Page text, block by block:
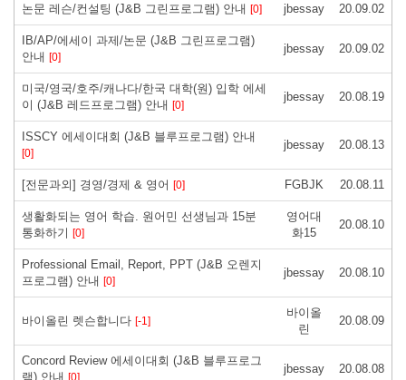
논문 레슨/컨설팅 (J&B 그린프로그램) 안내 [0] jbessay 20.09.02
IB/AP/에세이 과제/논문 (J&B 그린프로그램)
안내 [0]
jbessay 20.09.02
미국/영국/호주/캐나다/한국 대학(원) 입학 에세
이 (J&B 레드프로그램) 안내 [0]
jbessay 20.08.19
ISSCY 에세이대회 (J&B 블루프로그램) 안내
[0]
jbessay 20.08.13
[전문과외] 경영/경제 & 영어 [0] FGBJK 20.08.11
생활화되는 영어 학습. 원어민 선생님과 15분
통화하기 [0]
영어대
화15
20.08.10
Professional Email, Report, PPT (J&B 오렌지
프로그램) 안내 [0]
jbessay 20.08.10
바이올린 렛슨합니다 [-1]
바이올
린
20.08.09
Concord Review 에세이대회 (J&B 블루프로그
램) 안내 [0]
jbessay 20.08.08